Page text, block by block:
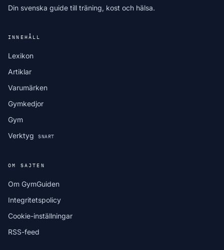
Din svenska guide till träning, kost och hälsa.
INNEHÅLL
Lexikon
Artiklar
Varumärken
Gymkedjor
Gym
Verktyg
SNART
OM SAJTEN
Om GymGuiden
Integritetspolicy
Cookie-inställningar
RSS-feed